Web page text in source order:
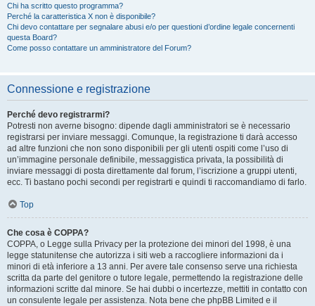
Chi ha scritto questo programma?
Perché la caratteristica X non è disponibile?
Chi devo contattare per segnalare abusi e/o per questioni d’ordine legale concernenti
questa Board?
Come posso contattare un amministratore del Forum?
Connessione e registrazione
Perché devo registrarmi?
Potresti non averne bisogno: dipende dagli amministratori se è necessario
registrarsi per inviare messaggi. Comunque, la registrazione ti darà accesso
ad altre funzioni che non sono disponibili per gli utenti ospiti come l’uso di
un’immagine personale definibile, messaggistica privata, la possibilità di
inviare messaggi di posta direttamente dal forum, l’iscrizione a gruppi utenti,
ecc. Ti bastano pochi secondi per registrarti e quindi ti raccomandiamo di farlo.
Top
Che cosa è COPPA?
COPPA, o Legge sulla Privacy per la protezione dei minori del 1998, è una
legge statunitense che autorizza i siti web a raccogliere informazioni da i
minori di età inferiore a 13 anni. Per avere tale consenso serve una richiesta
scritta da parte del genitore o tutore legale, permettendo la registrazione delle
informazioni scritte dal minore. Se hai dubbi o incertezze, mettiti in contatto con
un consulente legale per assistenza. Nota bene che phpBB Limited e il